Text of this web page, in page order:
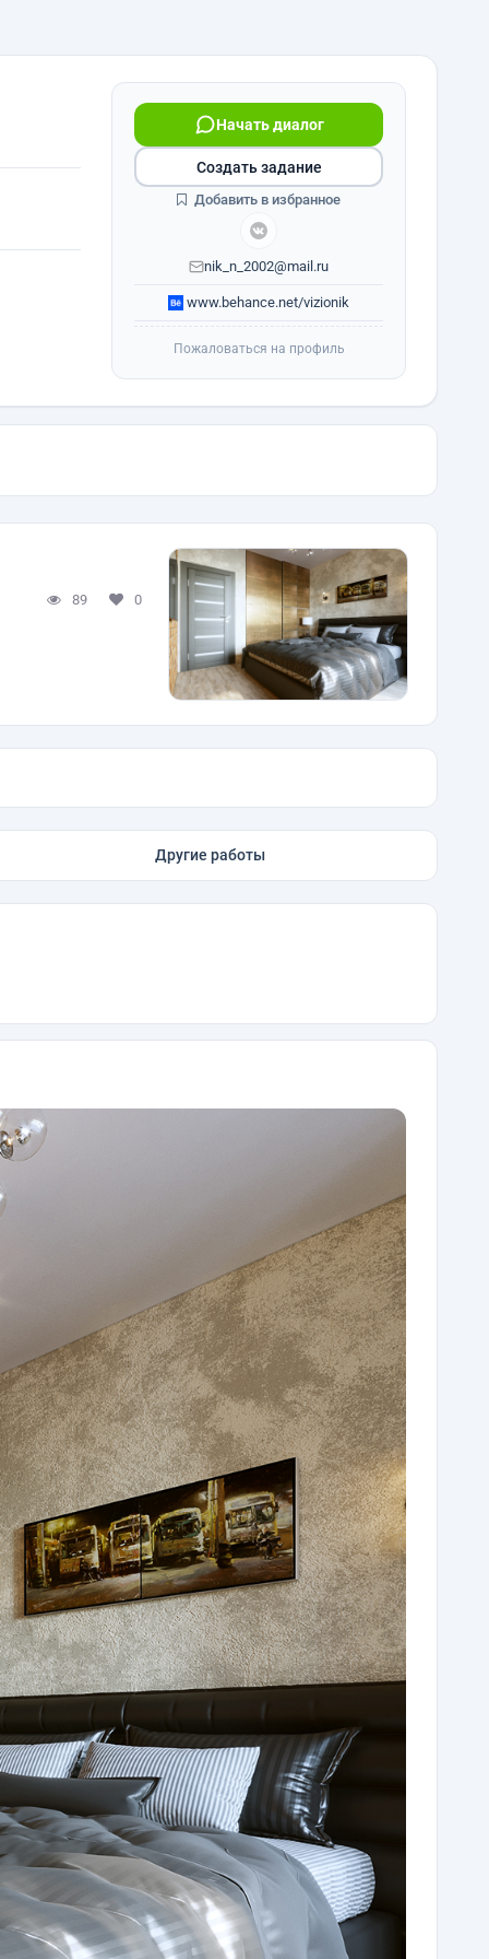
Начать диалог
nik_n_2002@mail.ru
www.behance.net/vizionik
Создать задание
Добавить в избранное
Пожаловаться на профиль
89 0
Другие работы